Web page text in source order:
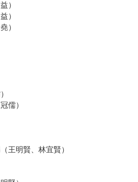
）
）
）
儒）
王明賢、林宜賢）